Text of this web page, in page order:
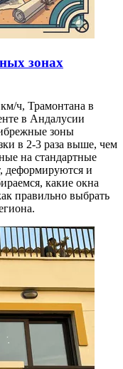
зонах
ч, Трамонтана в
в Андалусии
зоны
в 2-3 раза выше, чем
на стандартные
деформируются и
какие окна
правильно выбрать